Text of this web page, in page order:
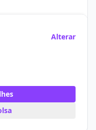
Alterar